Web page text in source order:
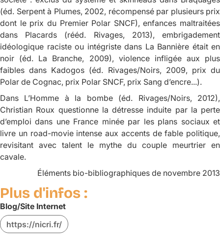
(éd. Serpent à Plumes, 2002, récompensé par plusieurs prix
dont le prix du Premier Polar SNCF), enfances maltraitées
dans Placards (rééd. Rivages, 2013), embrigadement
idéologique raciste ou intégriste dans La Bannière était en
noir (éd. La Branche, 2009), violence infligée aux plus
faibles dans Kadogos (éd. Rivages/Noirs, 2009, prix du
Polar de Cognac, prix Polar SNCF, prix Sang d’encre...).
Dans L’Homme à la bombe(éd. Rivages/Noirs, 2012),
Christian Roux questionne la détresse induite par la perte
d’emploi dans une France minée par les plans sociaux et
livre un road-movie intense aux accents de fable politique,
revisitant avec talent le mythe du couple meurtrier en
cavale.
Éléments bio-bibliographiques de novembre 2013
Plus d'infos :
Blog/Site Internet
https://nicri.fr/